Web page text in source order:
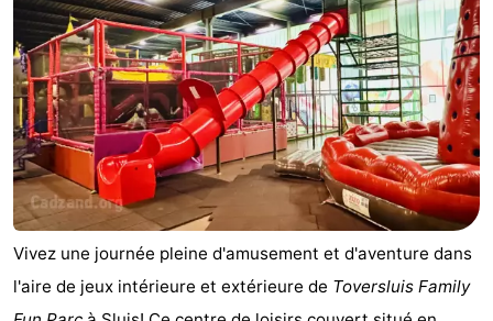
Middelburg
Zeeuws-
Vlaanderen
-
Breskens
-
Sluis
-
Cadzand
-
Retranchement
-
Nature
Flandre-
Vivez une journée pleine d'amusement et d'aventure dans
l'aire de jeux intérieure et extérieure de Toversluis Family